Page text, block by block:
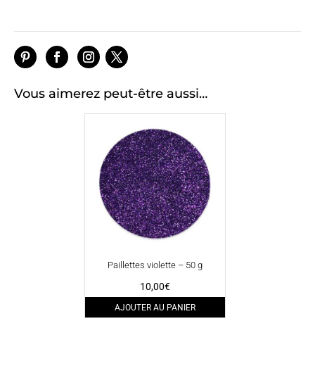
Vous aimerez peut-être aussi…
Paillettes violette – 50 g
10,00€
AJOUTER AU PANIER